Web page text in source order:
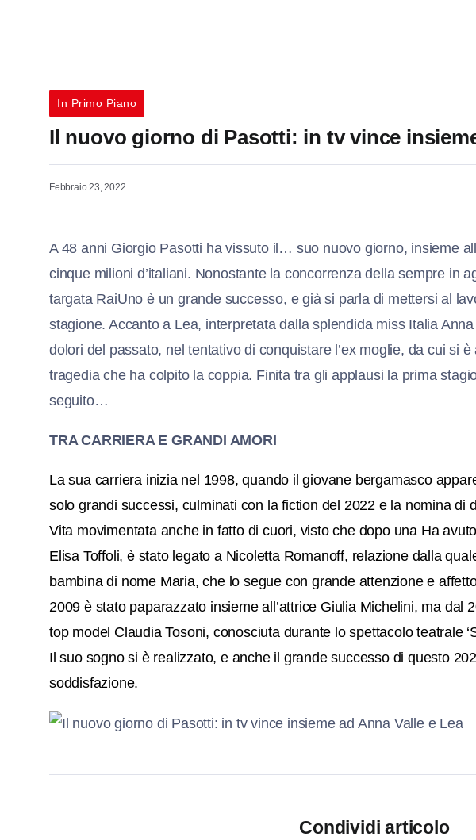
In Primo Piano
Il nuovo giorno di Pasotti: in tv vince
Febbraio 23, 2022
A 48 anni Giorgio Pasotti ha vissuto il… suo nuovo giorno, insieme
cinque milioni d’italiani. Nonostante la concorrenza della sempre in
targata RaiUno è un grande successo, e già si parla di mettersi al
stagione. Accanto a Lea, interpretata dalla splendida miss Italia
dolori del passato, nel tentativo di conquistare l’ex moglie, da cui si è
tragedia che ha colpito la coppia. Finita tra gli applausi la prima
seguito…
TRA CARRIERA E GRANDI AMORI
La sua carriera inizia nel 1998, quando il giovane bergamasco
solo grandi successi, culminati con la fiction del 2022 e la nomina di
Vita movimentata anche in fatto di cuori, visto che dopo una Ha
Elisa Toffoli, è stato legato a Nicoletta Romanoff, relazione dalla
bambina di nome Maria, che lo segue con grande attenzione e
2009 è stato paparazzato insieme all’attrice Giulia Michelini, ma dal
top model Claudia Tosoni, conosciuta durante lo spettacolo teatrale
Il suo sogno si è realizzato, e anche il grande successo di questo
soddisfazione.
Condividi articolo